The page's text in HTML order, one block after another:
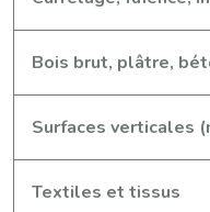
Bois brut, plâtre,
Surfaces verticales
Textiles et tissus